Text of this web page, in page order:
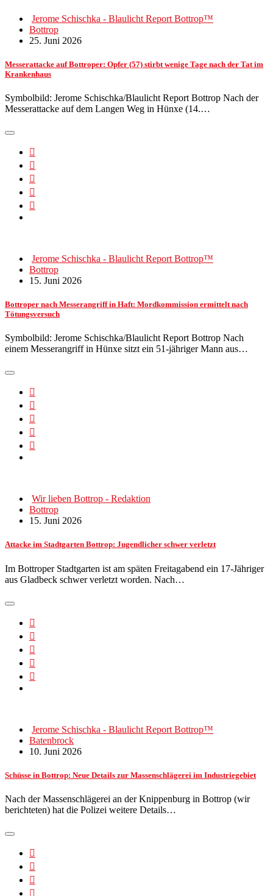
Jerome Schischka - Blaulicht Report Bottrop™
Bottrop
25. Juni 2026
Messerattacke auf Bottroper: Opfer (57) stirbt wenige Tage nach der Tat im
Krankenhaus
Symbolbild: Jerome Schischka/Blaulicht Report Bottrop Nach der
Messerattacke auf dem Langen Weg in Hünxe (14.…
Jerome Schischka - Blaulicht Report Bottrop™
Bottrop
15. Juni 2026
Bottroper nach Messerangriff in Haft: Mordkommission ermittelt nach
Tötungsversuch
Symbolbild: Jerome Schischka/Blaulicht Report Bottrop Nach
einem Messerangriff in Hünxe sitzt ein 51-jähriger Mann aus…
Wir lieben Bottrop - Redaktion
Bottrop
15. Juni 2026
Attacke im Stadtgarten Bottrop: Jugendlicher schwer verletzt
Im Bottroper Stadtgarten ist am späten Freitagabend ein 17-Jähriger
aus Gladbeck schwer verletzt worden. Nach…
Jerome Schischka - Blaulicht Report Bottrop™
Batenbrock
10. Juni 2026
Schüsse in Bottrop: Neue Details zur Massenschlägerei im Industriegebiet
Nach der Massenschlägerei an der Knippenburg in Bottrop (wir
berichteten) hat die Polizei weitere Details…